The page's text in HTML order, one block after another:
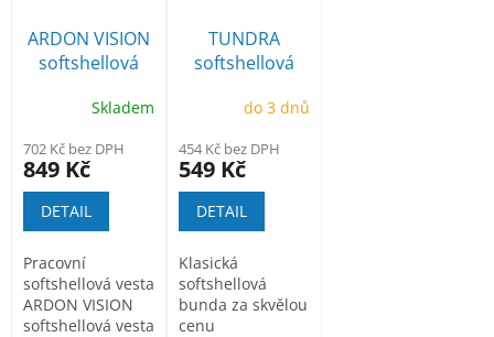
ARDON VISION
softshellová
Skladem
702 Kč bez DPH
849 Kč
DETAIL
Pracovní
softshellová vesta
ARDON VISION
softshellová vesta
TUNDRA
softshellová
do 3 dnů
454 Kč bez DPH
549 Kč
DETAIL
Klasická
softshellová
bunda za skvělou
cenu